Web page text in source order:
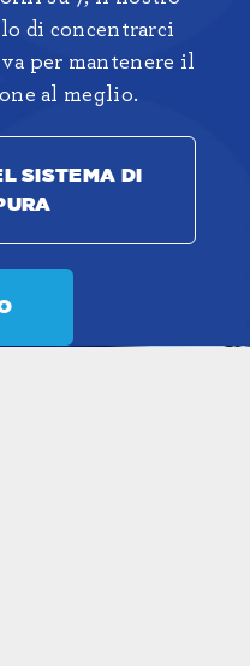
di concentrarci
per mantenere il
al meglio.
SISTEMA DI